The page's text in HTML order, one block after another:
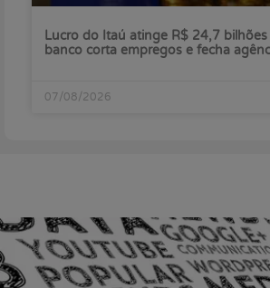
Lucro do Itaú atinge R$ 24,7
banco corta empregos e fecha
07/08/2026